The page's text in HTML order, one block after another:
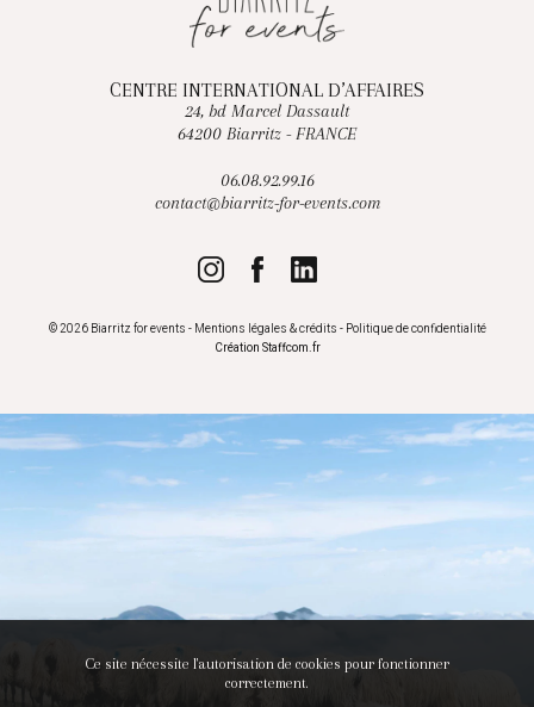
CENTRE INTERNATIONAL D’AFFAIRES
24, bd Marcel Dassault
64200 Biarritz - FRANCE
06.08.92.99.16
contact@biarritz-for-events.com
© 2026 Biarritz for events - Mentions légales & crédits - Politique de confidentialité
Création Staffcom.fr
Ce site nécessite l'autorisation de cookies pour fonctionner
correctement.